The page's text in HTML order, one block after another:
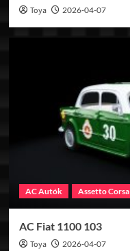
Toya 2026-04-07
AC Autók Assetto Corsa
AC Fiat 1100 103
Toya 2026-04-07